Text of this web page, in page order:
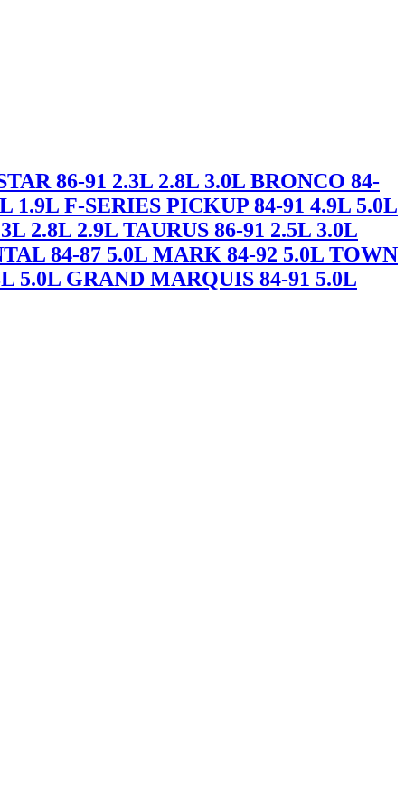
86-91 2.3L 2.8L 3.0L BRONCO 84-
1.9L F-SERIES PICKUP 84-91 4.9L 5.0L
2.8L 2.9L TAURUS 86-91 2.5L 3.0L
84-87 5.0L MARK 84-92 5.0L TOWN
5.0L GRAND MARQUIS 84-91 5.0L